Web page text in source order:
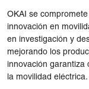
OKAI se
innovación en
en investigación y
mejorando los
innovación
la movilidad eléctrica.